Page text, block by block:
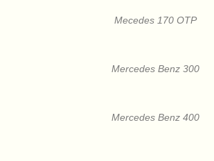
Mecedes 170 OTP
Mercedes Benz 300
Mercedes Benz 400